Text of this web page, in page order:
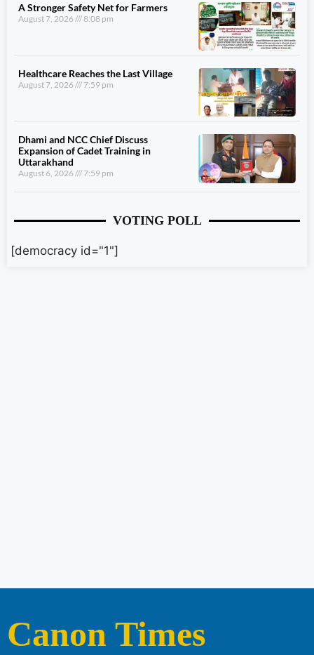
A Stronger Safety Net for Farmers
August 7, 2026 8:08 pm
Healthcare Reaches the Last Village
August 7, 2026 7:59 pm
Dhami and NCC Chief Discuss
Expansion of Cadet Training in
Uttarakhand
August 6, 2026 7:59 pm
VOTING POLL
[democracy id="1"]
Canon Times